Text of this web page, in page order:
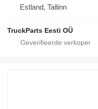
Estland, Tallinn
TruckParts Eesti OÜ